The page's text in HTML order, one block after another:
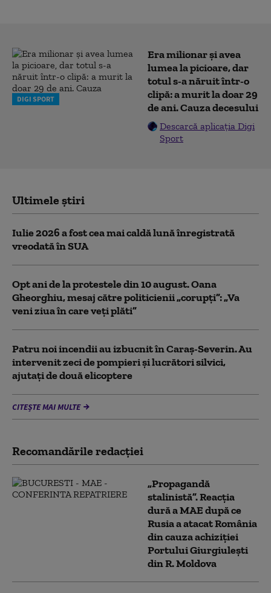
DIGI SPORT
Era milionar și avea
lumea la picioare, dar
totul s-a năruit într-o
clipă: a murit la doar 29
de ani. Cauza decesului
Descarcă aplicația Digi
Sport
Ultimele știri
Iulie 2026 a fost cea mai caldă lună înregistrată
vreodată în SUA
Opt ani de la protestele din 10 august. Oana
Gheorghiu, mesaj către politicienii „corupți”: „Va
veni ziua în care veţi plăti”
Patru noi incendii au izbucnit în Caraş-Severin. Au
intervenit zeci de pompieri şi lucrători silvici,
ajutaţi de două elicoptere
CITEȘTE MAI MULTE
Recomandările redacţiei
„Propagandă
stalinistă”. Reacția
dură a MAE după ce
Rusia a atacat România
din cauza achiziției
Portului Giurgiulești
din R. Moldova